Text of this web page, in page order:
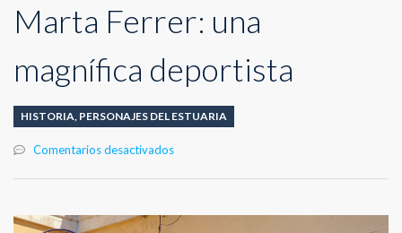
Marta Ferrer: una
magnífica deportista
HISTORIA, PERSONAJES DEL ESTUARIA
Comentarios desactivadosen
Marta